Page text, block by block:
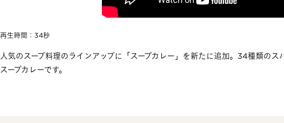
再生時間：34秒
人気のスープ料理のラインアップに「スープカレー」を新たに追加。34種類の
スープカレーです。